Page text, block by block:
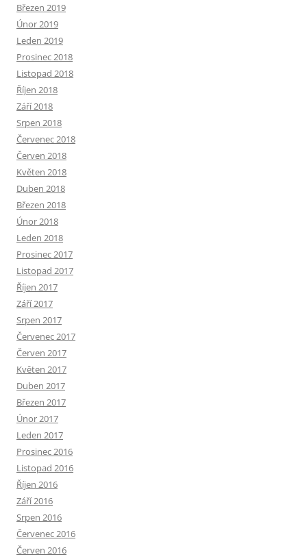
Březen 2019
Únor 2019
Leden 2019
Prosinec 2018
Listopad 2018
Říjen 2018
Září 2018
Srpen 2018
Červenec 2018
Červen 2018
Květen 2018
Duben 2018
Březen 2018
Únor 2018
Leden 2018
Prosinec 2017
Listopad 2017
Říjen 2017
Září 2017
Srpen 2017
Červenec 2017
Červen 2017
Květen 2017
Duben 2017
Březen 2017
Únor 2017
Leden 2017
Prosinec 2016
Listopad 2016
Říjen 2016
Září 2016
Srpen 2016
Červenec 2016
Červen 2016